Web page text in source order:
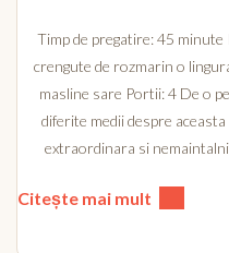
Timp de pregatire: 45
crengute de rozmarin o
masline sare Portii: 4 De o
diferite medii despre
extraordinara si
Citește mai mult